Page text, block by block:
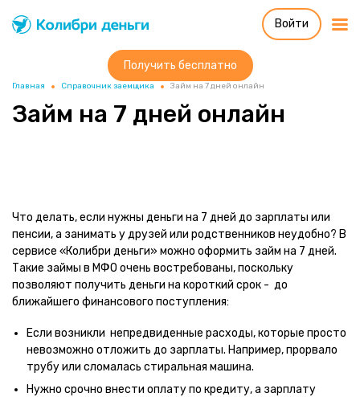
Войти
Главная Справочник заемщика Займ на 7 дней онлайн
Займ на 7 дней онлайн
Что делать, если нужны деньги на 7 дней до зарплаты или
пенсии, а занимать у друзей или родственников неудобно? В
сервисе «Колибри деньги» можно оформить займ на 7 дней.
Такие займы в МФО очень востребованы, поскольку
позволяют получить деньги на короткий срок - до
ближайшего финансового поступления:
Если возникли непредвиденные расходы, которые просто
невозможно отложить до зарплаты. Например, прорвало
трубу или сломалась стиральная машина.
Нужно срочно внести оплату по кредиту, а зарплату
Получить бесплатно